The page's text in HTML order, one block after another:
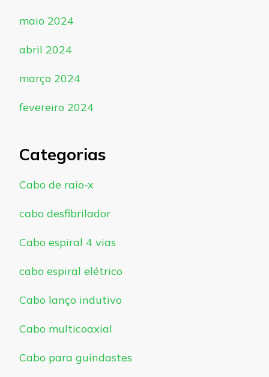
maio 2024
abril 2024
março 2024
fevereiro 2024
Categorias
Cabo de raio-x
cabo desfibrilador
Cabo espiral 4 vias
cabo espiral elétrico
Cabo lanço indutivo
Cabo multicoaxial
Cabo para guindastes